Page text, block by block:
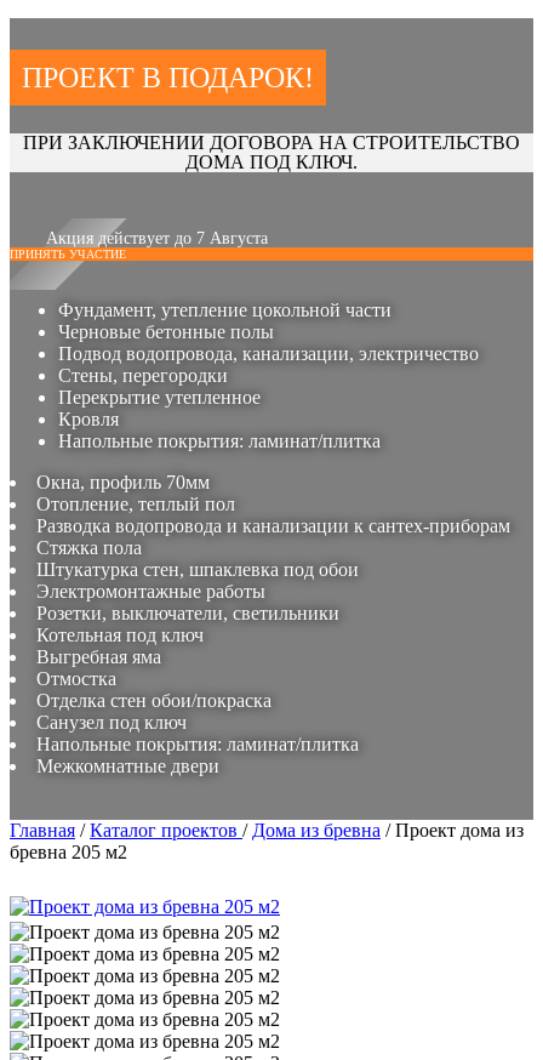
ПРОЕКТ В ПОДАРОК!
ПРИ ЗАКЛЮЧЕНИИ ДОГОВОРА НА СТРОИТЕЛЬСТВО
ДОМА ПОД КЛЮЧ.
Акция действует до 7 Августа
ПРИНЯТЬ УЧАСТИЕ
Фундамент, утепление цокольной части
Черновые бетонные полы
Подвод водопровода, канализации, электричество
Стены, перегородки
Перекрытие утепленное
Кровля
Напольные покрытия: ламинат/плитка
Окна, профиль 70мм
Отопление, теплый пол
Разводка водопровода и канализации к сантех-приборам
Стяжка пола
Штукатурка стен, шпаклевка под обои
Электромонтажные работы
Розетки, выключатели, светильники
Котельная под ключ
Выгребная яма
Отмостка
Отделка стен обои/покраска
Санузел под ключ
Напольные покрытия: ламинат/плитка
Межкомнатные двери
Главная /Каталог проектов / Дома из бревна /Проект дома из
бревна 205 м2